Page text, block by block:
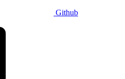
Github